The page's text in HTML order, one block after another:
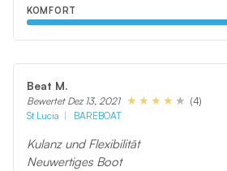
KOMFORT
Beat M.
Bewertet Dez 13, 2021
(4)
St Lucia
BAREBOAT
Kulanz und Flexibilität
Neuwertiges Boot